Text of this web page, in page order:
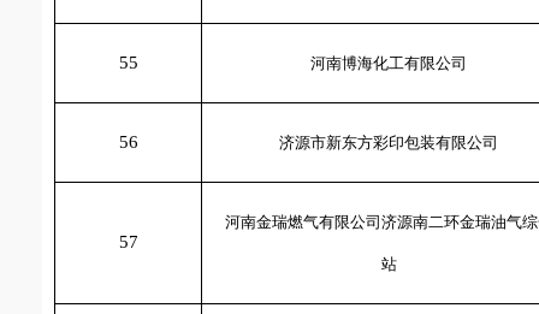
55 河南博海化工有限公司
56 济源市新东方彩印包装有限公司
57
河南金瑞燃气有限公司济源南二环金瑞油气
站